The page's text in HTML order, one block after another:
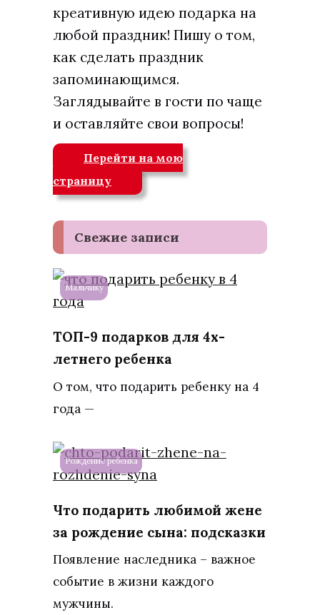
креативную идею подарка на
любой праздник! Пишу о том,
как сделать праздник
запоминающимся.
Заглядывайте в гости по чаще
и оставляйте свои вопросы!
Перейти на мою
страницу
Свежие записи
Мальчику
ТОП-9 подарков для 4х-
летнего ребенка
О том, что подарить ребенку на 4
года —
Рождение ребенка
Что подарить любимой жене
за рождение сына: подсказки
Появление наследника – важное
событие в жизни каждого
мужчины.